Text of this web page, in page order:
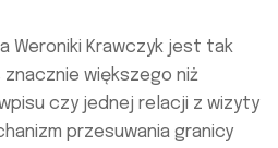
Weroniki Krawczyk jest tak
znacznie większego niż
czy jednej relacji z wizyty
przesuwania granicy